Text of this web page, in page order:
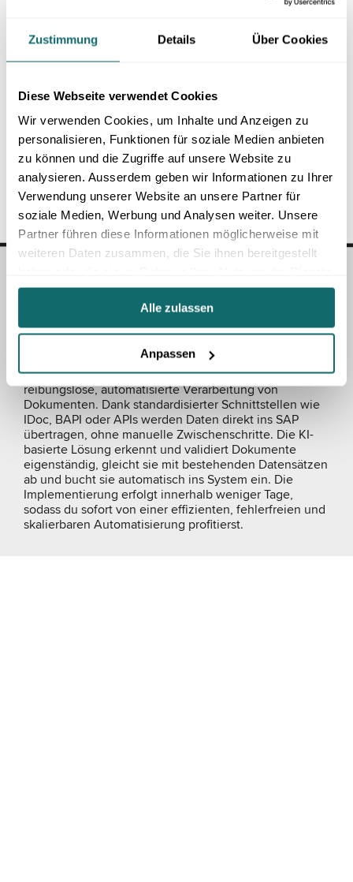
Zustimmung Details Über Cookies
Diese Webseite verwendet Cookies
Wir verwenden Cookies, um Inhalte und Anzeigen zu
personalisieren, Funktionen für soziale Medien anbieten
zu können und die Zugriffe auf unsere Website zu
analysieren. Ausserdem geben wir Informationen zu Ihrer
Verwendung unserer Website an unsere Partner für
soziale Medien, Werbung und Analysen weiter. Unsere
Partner führen diese Informationen möglicherweise mit
weiteren Daten zusammen, die Sie ihnen bereitgestellt
gesammelt haben.
Alle zulassen
Anpassen
DATENMANAGEMENT
BLP Digital ermöglicht eine zentrale Verwaltung und
in Echtzeit getroffen werden können.
INDIVIDUELLE SOFTWAREENTWICKLUNG
Das Team von BLP Digital entwickelt passgenaue Tools
und Anwendungen, die perfekt auf deine
Geschäftsanforderungen abgestimmt sind.
Nahtlose Integration in dein
ERP
BLP Digital lässt sich mühelos in dein bestehendes
ERP-System integrieren und sorgt für eine
reibungslose, automatisierte Verarbeitung von
Dokumenten. Dank standardisierter Schnittstellen wie
IDoc, BAPI oder APIs werden Daten direkt ins SAP
übertragen, ohne manuelle Zwischenschritte. Die KI-
basierte Lösung erkennt und validiert Dokumente
eigenständig, gleicht sie mit bestehenden Datensätzen
ab und bucht sie automatisch ins System ein. Die
Implementierung erfolgt innerhalb weniger Tage,
sodass du sofort von einer effizienten, fehlerfreien und
skalierbaren Automatisierung profitierst.